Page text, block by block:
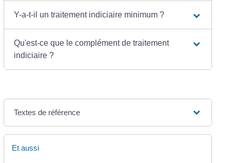
Y-a-t-il un traitement indiciaire minimum ?
Qu'est-ce que le complément de traitement
indiciaire ?
Textes de référence
Et aussi